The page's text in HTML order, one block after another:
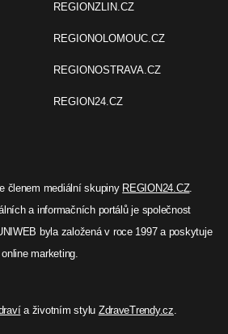
REGIONZLIN.CZ
REGIONOLOMOUC.CZ
REGIONOSTRAVA.CZ
REGION24.CZ
členem mediální skupiny REGION24.CZ.
a informačních portálů je společnost
byla založená v roce 1997 a poskytuje
marketing.
a životním stylu ZdraveTrendy.cz.